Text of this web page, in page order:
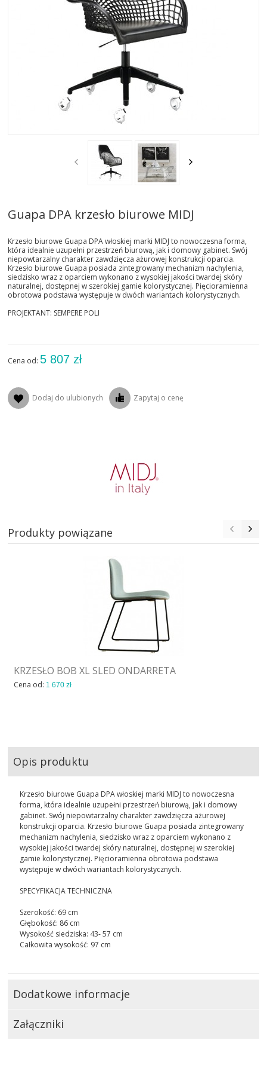
STREFA-PROJEKTANTA
INSPIRACJE
Guapa DPA krzesło biurowe MIDJ
Krzesło biurowe Guapa DPA włoskiej marki MIDJ to nowoczesna forma,
która idealnie uzupełni przestrzeń biurową, jak i domowy gabinet. Swój
niepowtarzalny charakter zawdzięcza ażurowej konstrukcji oparcia.
Krzesło biurowe Guapa posiada zintegrowany mechanizm nachylenia,
siedzisko wraz z oparciem wykonano z wysokiej jakości twardej skóry
naturalnej, dostępnej w szerokiej gamie kolorystycznej. Pięcioramienna
obrotowa podstawa występuje w dwóch wariantach kolorystycznych.
PROJEKTANT: SEMPERE POLI
Cena od: 5 807 zł
Dodaj do ulubionych Zapytaj o cenę
Produkty powiązane
KRZESŁO BOB XL SLED ONDARRETA
Cena od: 1 670 zł
Opis produktu
Krzesło biurowe Guapa DPA włoskiej marki MIDJ to nowoczesna
forma, która idealnie uzupełni przestrzeń biurową, jak i domowy
gabinet. Swój niepowtarzalny charakter zawdzięcza ażurowej
konstrukcji oparcia. Krzesło biurowe Guapa posiada zintegrowany
mechanizm nachylenia, siedzisko wraz z oparciem wykonano z
wysokiej jakości twardej skóry naturalnej, dostępnej w szerokiej
gamie kolorystycznej. Pięcioramienna obrotowa podstawa
występuje w dwóch wariantach kolorystycznych.
SPECYFIKACJA TECHNICZNA
Szerokość: 69 cm
Głębokość: 86 cm
Wysokość siedziska: 43- 57 cm
Całkowita wysokość: 97 cm
Dodatkowe informacje
Załączniki